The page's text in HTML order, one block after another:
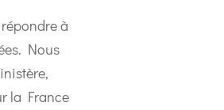
à
Nous
la France